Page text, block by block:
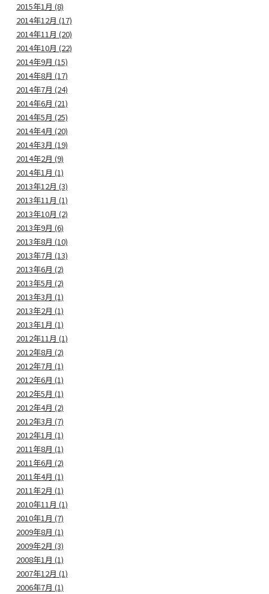
2015年1月 (8)
2014年12月 (17)
2014年11月 (20)
2014年10月 (22)
2014年9月 (15)
2014年8月 (17)
2014年7月 (24)
2014年6月 (21)
2014年5月 (25)
2014年4月 (20)
2014年3月 (19)
2014年2月 (9)
2014年1月 (1)
2013年12月 (3)
2013年11月 (1)
2013年10月 (2)
2013年9月 (6)
2013年8月 (10)
2013年7月 (13)
2013年6月 (2)
2013年5月 (2)
2013年3月 (1)
2013年2月 (1)
2013年1月 (1)
2012年11月 (1)
2012年8月 (2)
2012年7月 (1)
2012年6月 (1)
2012年5月 (1)
2012年4月 (2)
2012年3月 (7)
2012年1月 (1)
2011年8月 (1)
2011年6月 (2)
2011年4月 (1)
2011年2月 (1)
2010年11月 (1)
2010年1月 (7)
2009年8月 (1)
2009年2月 (3)
2008年1月 (1)
2007年12月 (1)
2006年7月 (1)